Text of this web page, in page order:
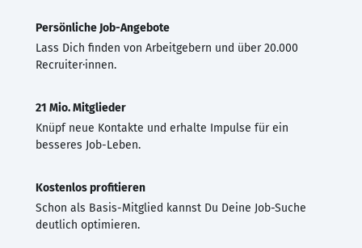
Persönliche Job-Angebote
Lass Dich finden von Arbeitgebern und über 20.000
Recruiter·innen.
21 Mio. Mitglieder
Knüpf neue Kontakte und erhalte Impulse für ein
besseres Job-Leben.
Kostenlos profitieren
Schon als Basis-Mitglied kannst Du Deine Job-Suche
deutlich optimieren.